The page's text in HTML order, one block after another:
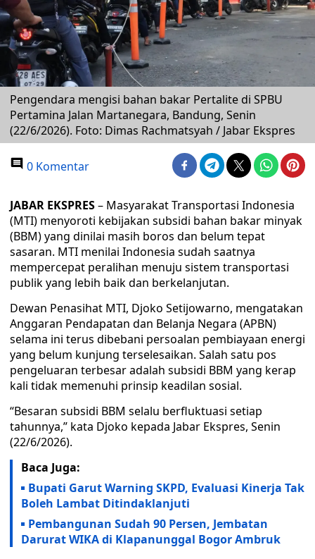
Pengendara mengisi bahan bakar Pertalite di SPBU
Pertamina Jalan Martanegara, Bandung, Senin
(22/6/2026). Foto: Dimas Rachmatsyah / Jabar Ekspres
0 Komentar
JABAR EKSPRES– Masyarakat Transportasi Indonesia
(MTI) menyoroti kebijakan subsidi bahan bakar minyak
(BBM) yang dinilai masih boros dan belum tepat
sasaran. MTI menilai Indonesia sudah saatnya
mempercepat peralihan menuju sistem transportasi
publik yang lebih baik dan berkelanjutan.
Dewan Penasihat MTI, Djoko Setijowarno, mengatakan
Anggaran Pendapatan dan Belanja Negara (APBN)
selama ini terus dibebani persoalan pembiayaan energi
yang belum kunjung terselesaikan. Salah satu pos
pengeluaran terbesar adalah subsidi BBM yang kerap
kali tidak memenuhi prinsip keadilan sosial.
“Besaran subsidi BBM selalu berfluktuasi setiap
tahunnya,” kata Djoko kepada Jabar Ekspres, Senin
(22/6/2026).
Baca Juga:
Bupati Garut Warning SKPD, Evaluasi Kinerja Tak
Boleh Lambat Ditindaklanjuti
Pembangunan Sudah 90 Persen, Jembatan
Darurat WIKA di Klapanunggal Bogor Ambruk